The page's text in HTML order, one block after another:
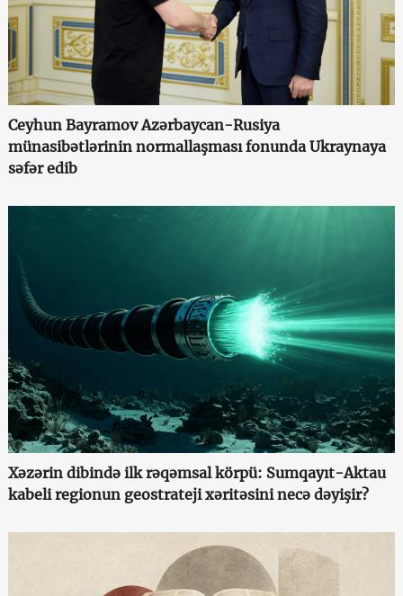
Ceyhun Bayramov Azərbaycan-Rusiya
münasibətlərinin normallaşması fonunda Ukraynaya
səfər edib
Xəzərin dibində ilk rəqəmsal körpü: Sumqayıt-Aktau
kabeli regionun geostrateji xəritəsini necə dəyişir?